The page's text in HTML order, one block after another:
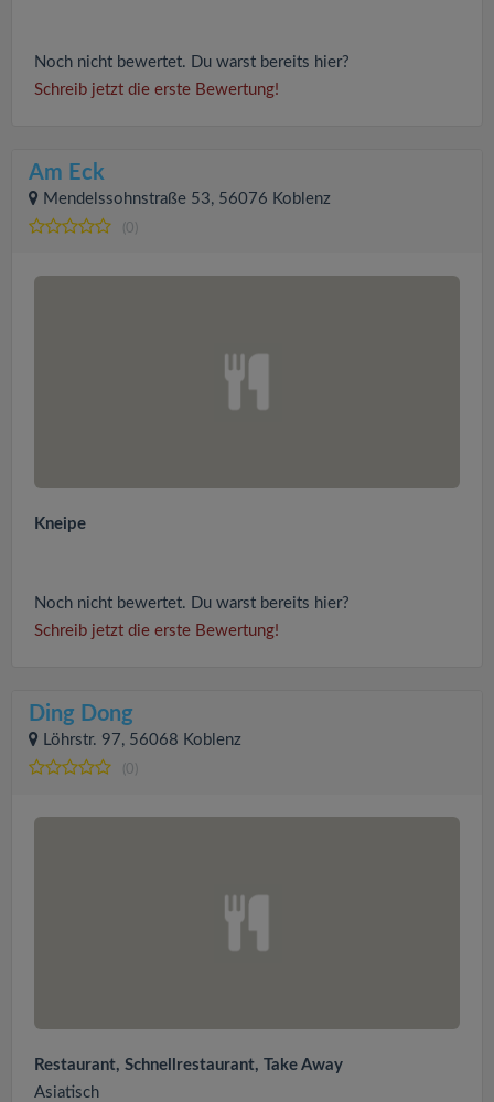
Noch nicht bewertet. Du warst bereits hier?
Schreib jetzt die erste Bewertung!
Am Eck
Mendelssohnstraße 53, 56076 Koblenz
(0)
Kneipe
Noch nicht bewertet. Du warst bereits hier?
Schreib jetzt die erste Bewertung!
Ding Dong
Löhrstr. 97, 56068 Koblenz
(0)
Restaurant, Schnellrestaurant, Take Away
Asiatisch